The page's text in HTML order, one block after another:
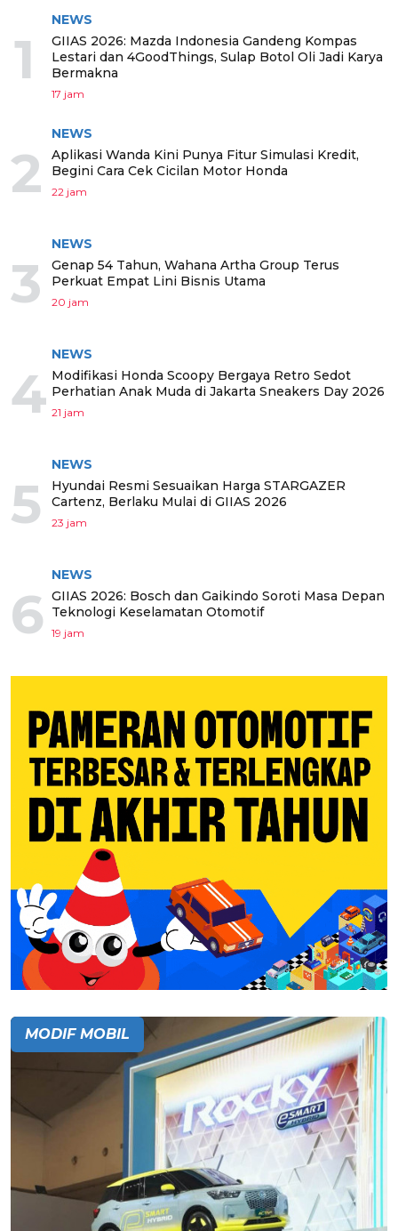
1
NEWS
GIIAS 2026: Mazda Indonesia Gandeng Kompas
Lestari dan 4GoodThings, Sulap Botol Oli Jadi Karya
Bermakna
17 jam
2
NEWS
Aplikasi Wanda Kini Punya Fitur Simulasi Kredit,
Begini Cara Cek Cicilan Motor Honda
22 jam
3
NEWS
Genap 54 Tahun, Wahana Artha Group Terus
Perkuat Empat Lini Bisnis Utama
20 jam
4
NEWS
Modifikasi Honda Scoopy Bergaya Retro Sedot
Perhatian Anak Muda di Jakarta Sneakers Day 2026
21 jam
5
NEWS
Hyundai Resmi Sesuaikan Harga STARGAZER
Cartenz, Berlaku Mulai di GIIAS 2026
23 jam
6
NEWS
GIIAS 2026: Bosch dan Gaikindo Soroti Masa Depan
Teknologi Keselamatan Otomotif
19 jam
MODIF MOBIL